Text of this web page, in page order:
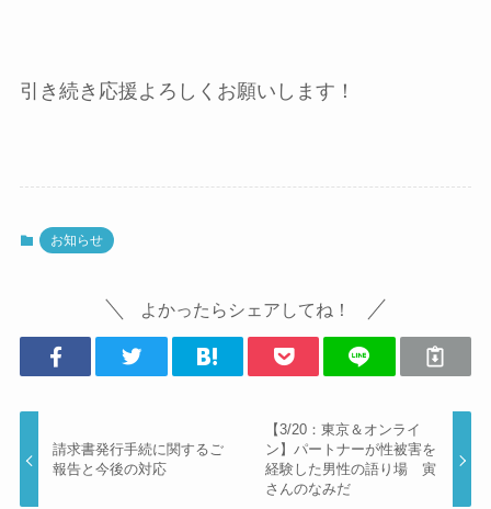
引き続き応援よろしくお願いします！
お知らせ
よかったらシェアしてね！
請求書発行手続に関するご
報告と今後の対応
【3/20：東京＆オンライ
ン】パートナーが性被害を
経験した男性の語り場 寅
さんのなみだ